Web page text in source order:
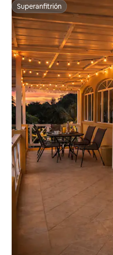
Superanfitrión
Superanfitrión